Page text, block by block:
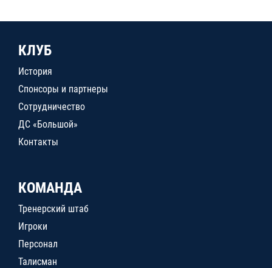
КЛУБ
История
Спонсоры и партнеры
Сотрудничество
ДС «Большой»
Контакты
КОМАНДА
Тренерский штаб
Игроки
Персонал
Талисман